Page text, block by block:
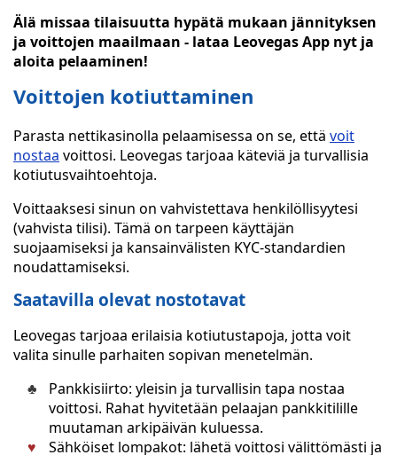
Älä missaa tilaisuutta hypätä mukaan jännityksen
ja voittojen maailmaan - lataa Leovegas App nyt ja
aloita pelaaminen!
Voittojen kotiuttaminen
Parasta nettikasinolla pelaamisessa on se, että voit
nostaa voittosi. Leovegas tarjoaa käteviä ja turvallisia
kotiutusvaihtoehtoja.
Voittaaksesi sinun on vahvistettava henkilöllisyytesi
(vahvista tilisi). Tämä on tarpeen käyttäjän
suojaamiseksi ja kansainvälisten KYC-standardien
noudattamiseksi.
Saatavilla olevat nostotavat
Leovegas tarjoaa erilaisia kotiutustapoja, jotta voit
valita sinulle parhaiten sopivan menetelmän.
Pankkisiirto: yleisin ja turvallisin tapa nostaa
voittosi. Rahat hyvitetään pelaajan pankkitilille
muutaman arkipäivän kuluessa.
Sähköiset lompakot: lähetä voittosi välittömästi ja